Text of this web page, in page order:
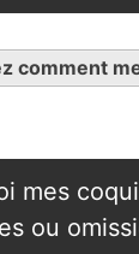
comment
mes
ou